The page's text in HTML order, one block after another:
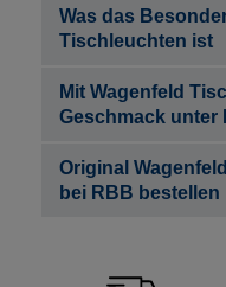
Was das
Tischleuchten ist
Mit Wagenfeld
Geschmack unter
Original
bei RBB bestellen